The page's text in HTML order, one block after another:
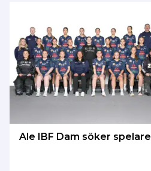
Ale IBF Dam söker spelare